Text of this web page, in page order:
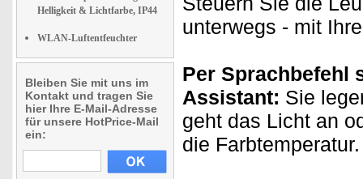
Helligkeit & Lichtfarbe, IP44
WLAN-Luftentfeuchter
Bleiben Sie mit uns im
Kontakt und tragen Sie
hier Ihre E-Mail-Adresse
für unsere HotPrice-Mail
ein:
unterwegs - mit
Per Sprachbefehl
Assistant: Sie
geht das Licht an
die Farbtemperatur.